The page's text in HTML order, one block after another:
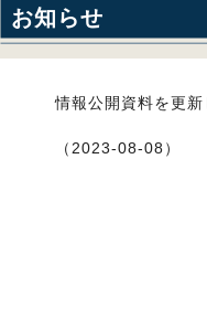
お知らせ
情報公開資料を更新
（2023-08-08）